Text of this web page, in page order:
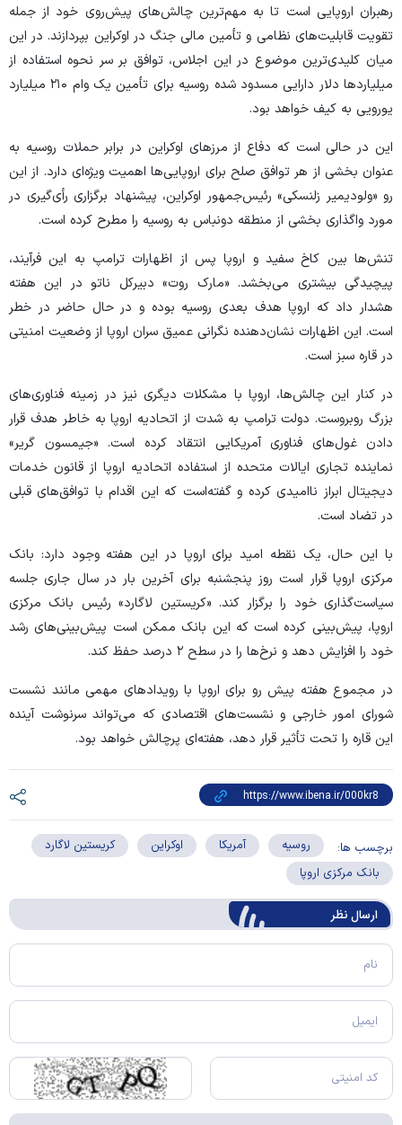
رهبران اروپایی است تا به مهم‌ترین چالش‌های پیش‌روی خود از جمله
تقویت قابلیت‌های نظامی و تأمین مالی جنگ در اوکراین بپردازند. در این
میان کلیدی‌ترین موضوع در این اجلاس، توافق بر سر نحوه استفاده از
میلیارد‌ها دلار دارایی مسدود شده روسیه برای تأمین یک وام ۲۱۰ میلیارد
یورویی به کیف خواهد بود.
این در حالی است که دفاع از مرز‌های اوکراین در برابر حملات روسیه به
عنوان بخشی از هر توافق صلح برای اروپایی‌ها اهمیت ویژه‌ای دارد. از این
رو «ولودیمیر زلنسکی» رئیس‌جمهور اوکراین، پیشنهاد برگزاری رأی‌گیری در
مورد واگذاری بخشی از منطقه دونباس به روسیه را مطرح کرده است.
تنش‌ها بین کاخ سفید و اروپا پس از اظهارات ترامپ به این فرآیند،
پیچیدگی بیشتری می‌بخشد. «مارک روت» دبیرکل ناتو در این هفته
هشدار داد که اروپا هدف بعدی روسیه بوده و در حال حاضر در خطر
است. این اظهارات نشان‌دهنده نگرانی عمیق سران اروپا از وضعیت امنیتی
در قاره سبز است.
در کنار این چالش‌ها، اروپا با مشکلات دیگری نیز در زمینه فناوری‌های
بزرگ روبروست. دولت ترامپ به شدت از اتحادیه اروپا به خاطر هدف قرار
دادن غول‌های فناوری آمریکایی انتقاد کرده است. «جیمسون گریر»
نماینده تجاری ایالات متحده از استفاده اتحادیه اروپا از قانون خدمات
دیجیتال ابراز ناامیدی کرده و گفته‌است که این اقدام با توافق‌های قبلی
در تضاد است.
با این حال، یک نقطه امید برای اروپا در این هفته وجود دارد: بانک
مرکزی اروپا قرار است روز پنجشنبه برای آخرین بار در سال جاری جلسه
سیاست‌گذاری خود را برگزار کند. «کریستین لاگارد» رئیس بانک مرکزی
اروپا، پیش‌بینی کرده است که این بانک ممکن است پیش‌بینی‌های رشد
خود را افزایش دهد و نرخ‌ها را در سطح ۲ درصد حفظ کند.
در مجموع هفته پیش رو برای اروپا با رویداد‌های مهمی مانند نشست
شورای امور خارجی و نشست‌های اقتصادی که می‌تواند سرنوشت آینده
این قاره را تحت تأثیر قرار دهد، هفته‌ای پرچالش خواهد بود.
برچسب ها: روسیه آمریکا اوکراین
کریستین لاگارد
بانک مرکزی اروپا
ارسال‌ نظر